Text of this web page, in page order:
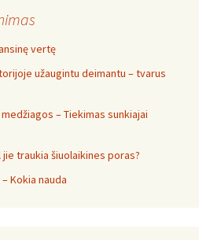
vertę
užaugintu deimantu – tvarus
– Tiekimas sunkiajai
traukia šiuolaikines poras?
Kokia nauda